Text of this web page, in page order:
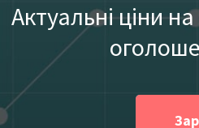
Актуальні ціни